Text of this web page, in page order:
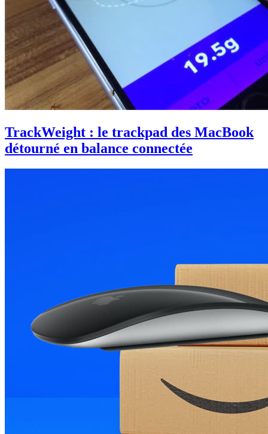
TrackWeight : le trackpad des MacBook
détourné en balance connectée